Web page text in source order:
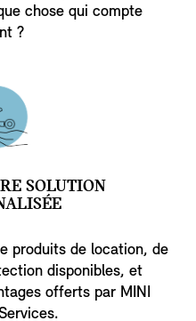
chose qui compte
?
SOLUTION
produits de location, de
disponibles, et
offerts par MINI